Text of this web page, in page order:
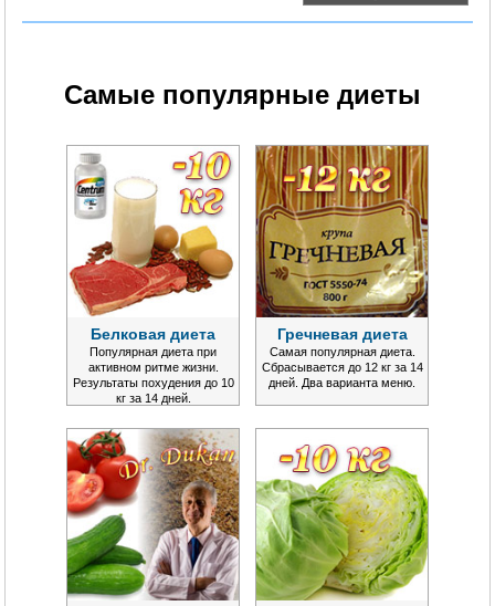
Самые популярные диеты
Белковая диета
Популярная диета при
активном ритме жизни.
Результаты похудения до 10
кг за 14 дней.
Гречневая диета
Самая популярная диета.
Сбрасывается до 12 кг за 14
дней. Два варианта меню.